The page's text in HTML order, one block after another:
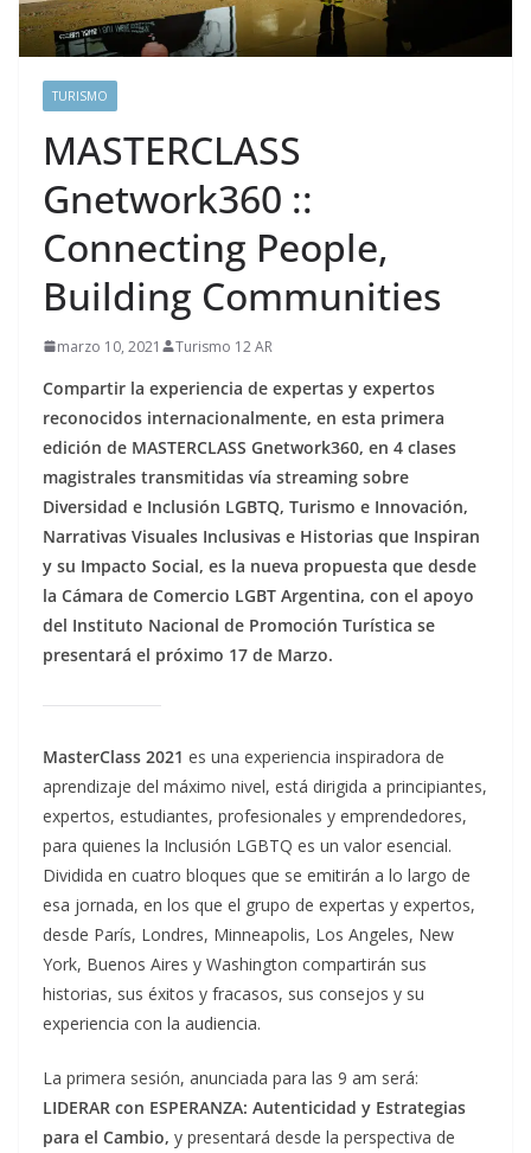
TURISMO
MASTERCLASS
Gnetwork360 ::
Connecting People,
Building Communities
marzo 10, 2021 Turismo 12 AR
Compartir la experiencia de expertas y expertos
reconocidos internacionalmente, en esta primera
edición de MASTERCLASS Gnetwork360, en 4 clases
magistrales transmitidas vía streaming sobre
Diversidad e Inclusión LGBTQ, Turismo e Innovación,
Narrativas Visuales Inclusivas e Historias que Inspiran
y su Impacto Social, es la nueva propuesta que desde
la Cámara de Comercio LGBT Argentina, con el apoyo
del Instituto Nacional de Promoción Turística se
presentará el próximo 17 de Marzo.
MasterClass 2021 es una experiencia inspiradora de
aprendizaje del máximo nivel, está dirigida a principiantes,
expertos, estudiantes, profesionales y emprendedores,
para quienes la Inclusión LGBTQ es un valor esencial.
Dividida en cuatro bloques que se emitirán a lo largo de
esa jornada, en los que el grupo de expertas y expertos,
desde París, Londres, Minneapolis, Los Angeles, New
York, Buenos Aires y Washington compartirán sus
historias, sus éxitos y fracasos, sus consejos y su
experiencia con la audiencia.
La primera sesión, anunciada para las 9 am será:
LIDERAR con ESPERANZA: Autenticidad y Estrategias
para el Cambio, y presentará desde la perspectiva de